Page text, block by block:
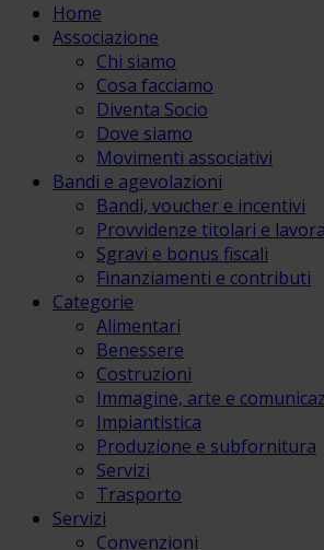
Home
Associazione
Chi siamo
Cosa facciamo
Diventa Socio
Dove siamo
Movimenti associativi
Bandi e agevolazioni
Bandi, voucher e incentivi
Provvidenze titolari e
Sgravi e bonus fiscali
Finanziamenti e contributi
Categorie
Alimentari
Benessere
Costruzioni
Immagine, arte e
Impiantistica
Produzione e subfornitura
Servizi
Trasporto
Servizi
Convenzioni